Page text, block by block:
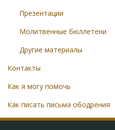
Презентации
Молитвенные бюллетени
Другие материалы
Контакты
Как я могу помочь
Как писать письма ободрения